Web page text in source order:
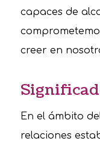
capaces de
creer en
En el ámbito
relaciones